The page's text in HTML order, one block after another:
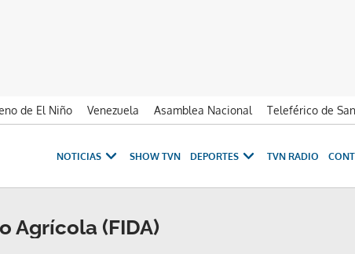
de El Niño Venezuela Asamblea Nacional Teleférico de
NOTICIAS SHOW TVN DEPORTES TVN RADIO
Agrícola (FIDA)